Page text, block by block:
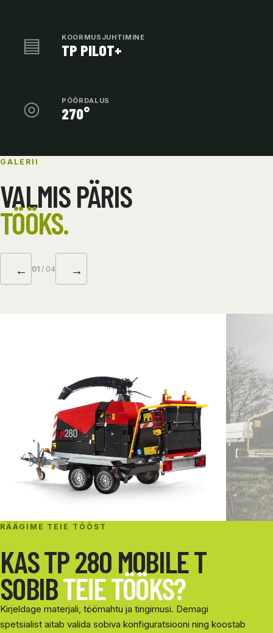
▤ KOORMUSJUHTIMINE
TP PILOT+
◎ PÖÖRDALUS
270°
GALERII
VALMIS PÄRIS
TÖÖKS.
← 01 / 04 →
RÄÄGIME TEIE TÖÖST
KAS TP 280 MOBILE T
SOBIBTEIE TÖÖKS?
Kirjeldage materjali, töömahtu ja tingimusi. Demagi
spetsialist aitab valida sobiva konfiguratsiooni ning koostab